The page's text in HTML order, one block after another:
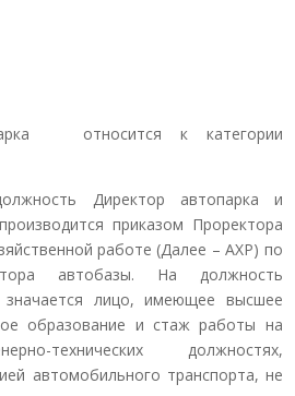
относится к категории
Директор автопарка и
приказом Проректора
работе (Далее – АХР) по
автобазы. На должность
значается лицо, имеющее высшее
образование и стаж работы на
технических должностях,
автомобильного транспорта, не